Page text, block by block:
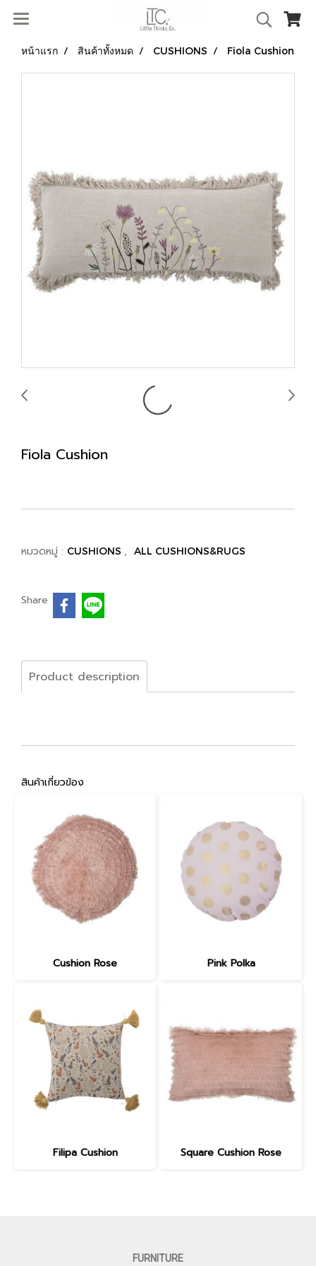
หน้าแรก สินค้าทั้งหมด CUSHIONS Fiola Cushion
Fiola Cushion
หมวดหมู่ : CUSHIONS , ALL CUSHIONS&RUGS
Share
Product description
สินค้าเกี่ยวข้อง
Cushion Rose Pink Polka
Filipa Cushion Square Cushion Rose
FURNITURE